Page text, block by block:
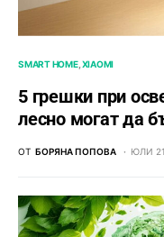
SMART HOME XIAOMI
5 грешки при
лесно могат да
ОТ БОРЯНА ПОПОВА ЮЛИ